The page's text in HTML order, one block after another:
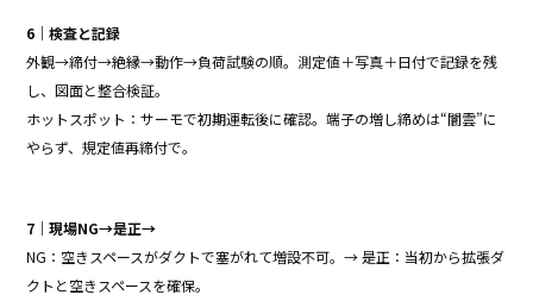
6｜検査と記録
外観→締付→絶縁→動作→負荷試験の順。測定値＋写真＋日付で記録を残
し、図面と整合検証。
ホットスポット：サーモで初期運転後に確認。端子の増し締めは“闇雲”に
やらず、規定値再締付で。
7｜現場NG→是正→
NG：空きスペースがダクトで塞がれて増設不可。→ 是正：当初から拡張ダ
クトと空きスペースを確保。